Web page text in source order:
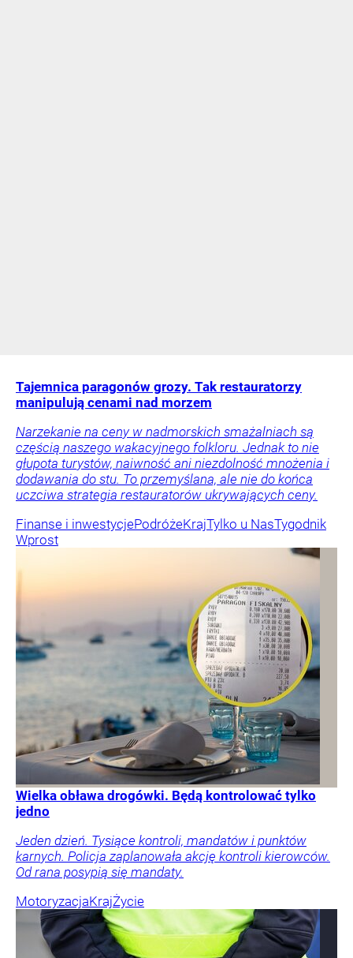
Tajemnica paragonów grozy. Tak restauratorzy
manipulują cenami nad morzem
Narzekanie na ceny w nadmorskich smażalniach są
częścią naszego wakacyjnego folkloru. Jednak to nie
głupota turystów, naiwność ani niezdolność mnożenia i
dodawania do stu. To przemyślana, ale nie do końca
uczciwa strategia restauratorów ukrywających ceny.
Finanse i inwestycjePodróżeKrajTylko u NasTygodnik
Wprost
Wielka obława drogówki. Będą kontrolować tylko
jedno
Jeden dzień. Tysiące kontroli, mandatów i punktów
karnych. Policja zaplanowała akcję kontroli kierowców.
Od rana posypią się mandaty.
MotoryzacjaKrajŻycie